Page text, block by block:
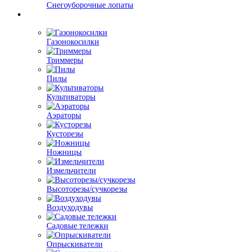
Снегоуборочные лопаты
Газонокосилки
Триммеры
Пилы
Культиваторы
Аэраторы
Кусторезы
Ножницы
Измельчители
Высоторезы/сучкорезы
Воздуходувы
Садовые тележки
Опрыскиватели